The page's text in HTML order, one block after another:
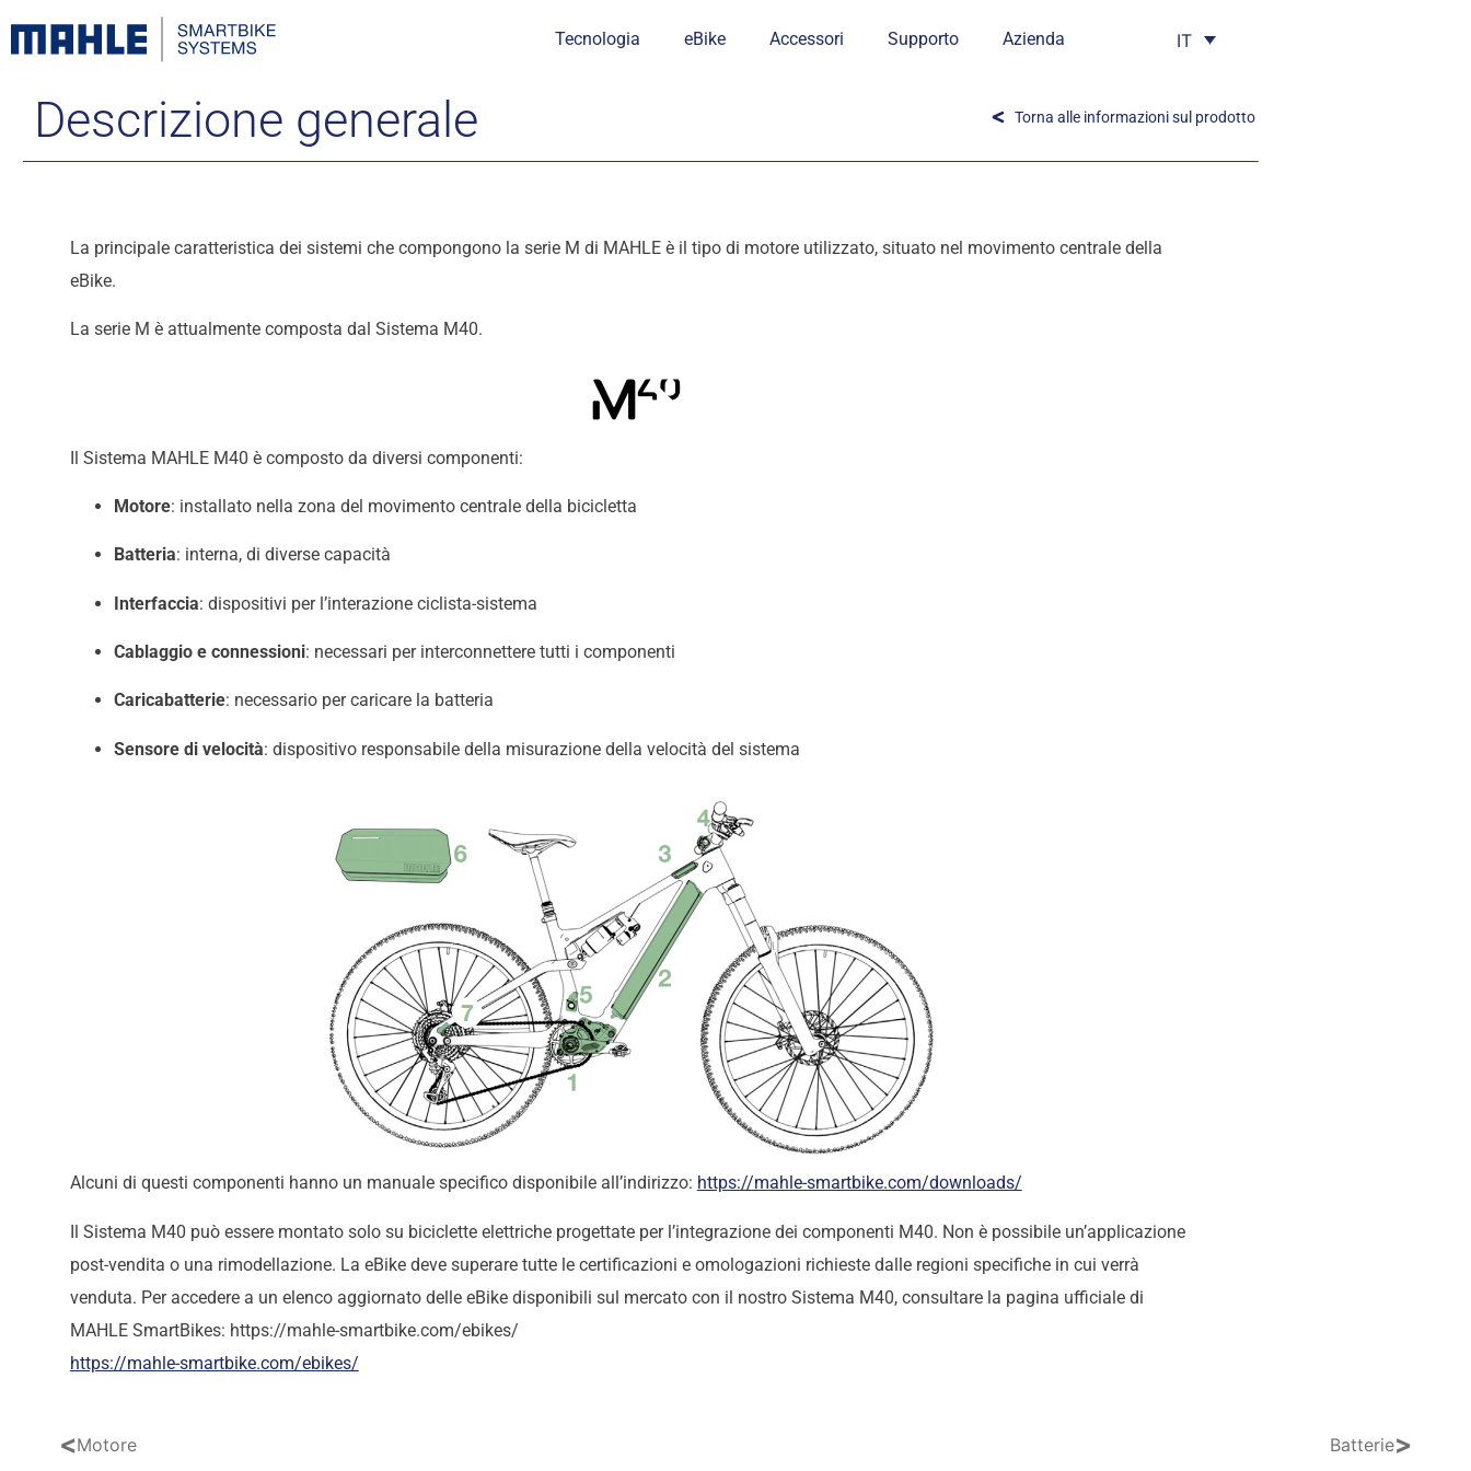
Tecnologia eBike Accessori Supporto Azienda IT
Descrizione generale Torna alle informazioni sul prodotto
La principale caratteristica dei sistemi che compongono la serie M di MAHLE è il tipo di motore utilizzato, situato nel movimento centrale della
eBike.
La serie M è attualmente composta dal Sistema M40.
Il Sistema MAHLE M40 è composto da diversi componenti:
Motore: installato nella zona del movimento centrale della bicicletta
Batteria: interna, di diverse capacità
Interfaccia: dispositivi per l’interazione ciclista-sistema
Cablaggio e connessioni: necessari per interconnettere tutti i componenti
Caricabatterie: necessario per caricare la batteria
Sensore di velocità: dispositivo responsabile della misurazione della velocità del sistema
Alcuni di questi componenti hanno un manuale specifico disponibile all’indirizzo: https://mahle-smartbike.com/downloads/
Il Sistema M40 può essere montato solo su biciclette elettriche progettate per l’integrazione dei componenti M40. Non è possibile un’applicazione
post-vendita o una rimodellazione. La eBike deve superare tutte le certificazioni e omologazioni richieste dalle regioni specifiche in cui verrà
venduta. Per accedere a un elenco aggiornato delle eBike disponibili sul mercato con il nostro Sistema M40, consultare la pagina ufficiale di
MAHLE SmartBikes: https://mahle-smartbike.com/ebikes/
https://mahle-smartbike.com/ebikes/
<Motore Batterie>